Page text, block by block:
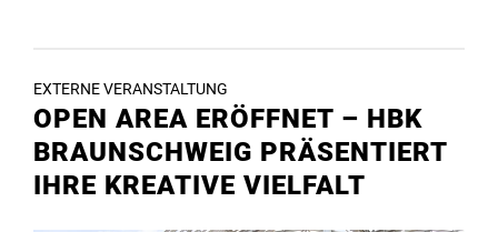
EXTERNE VERANSTALTUNG
OPEN AREA ERÖFFNET – HBK
BRAUNSCHWEIG PRÄSENTIERT
IHRE KREATIVE VIELFALT